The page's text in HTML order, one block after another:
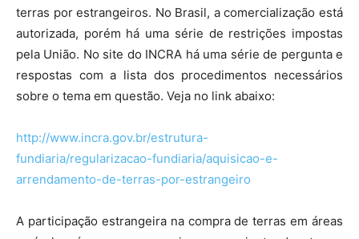
terras por estrangeiros. No Brasil, a comercialização está
autorizada, porém há uma série de restrições impostas
pela União. No site do INCRA há uma série de pergunta e
respostas com a lista dos procedimentos necessários
sobre o tema em questão. Veja no link abaixo:
http://www.incra.gov.br/estrutura-
fundiaria/regularizacao-fundiaria/aquisicao-e-
arrendamento-de-terras-por-estrangeiro
A participação estrangeira na compra de terras em áreas